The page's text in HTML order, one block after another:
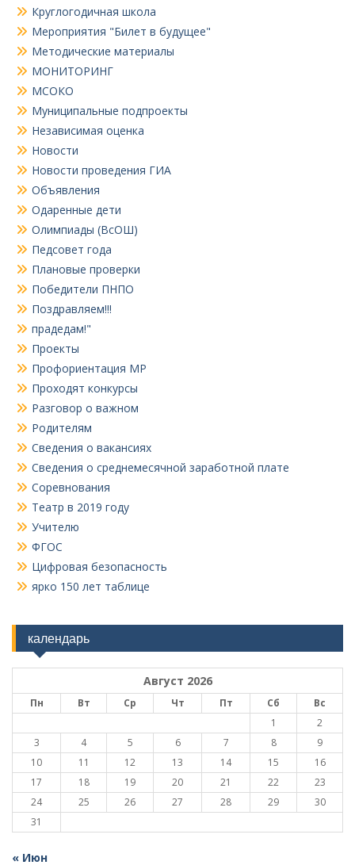
Круглогодичная школа
Мероприятия "Билет в будущее"
Методические материалы
МОНИТОРИНГ
МСОКО
Муниципальные подпроекты
Независимая оценка
Новости
Новости проведения ГИА
Объявления
Одаренные дети
Олимпиады (ВсОШ)
Педсовет года
Плановые проверки
Победители ПНПО
Поздравляем!!!
прадедам!"
Проекты
Профориентация МР
Проходят конкурсы
Разговор о важном
Родителям
Сведения о вакансиях
Сведения о среднемесячной заработной плате
Соревнования
Театр в 2019 году
Учителю
ФГОС
Цифровая безопасность
ярко 150 лет таблице
календарь
Август 2026
Пн Вт Ср Чт Пт Сб
Вс
1
2
3
4 5 6 7 8
9
10
11 12 13 14 15
16
17
18 19 20 21 22
23
24
25 26 27 28 29
30
31
« Июн